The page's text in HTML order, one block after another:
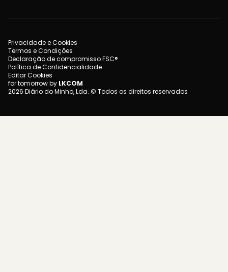
Privacidade e Cookies
Termos e Condições
Declaração de compromisso FSC®
Política de Confidencialidade
Editar Cookies
for tomorrow by LKCOM
2026 Diário do Minho, Lda. © Todos os direitos reservados